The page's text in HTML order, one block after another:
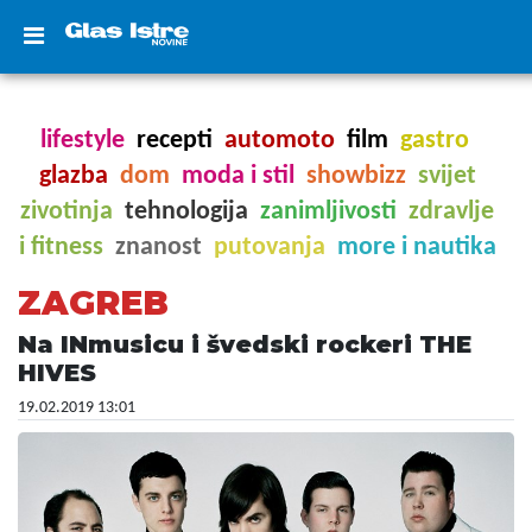
lifestyle recepti automoto film gastro
glazba dom moda i stil showbizz svijet
zivotinja tehnologija zanimljivosti zdravlje
i fitness znanost putovanja more i nautika
ZAGREB
Na INmusicu i švedski rockeri THE
HIVES
19.02.2019 13:01